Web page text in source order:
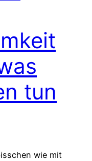
tun
wie mit